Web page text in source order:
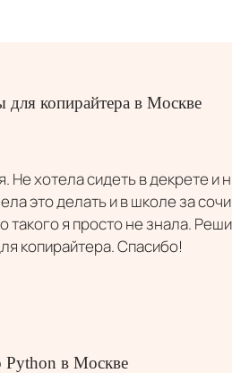
копирайтера в Москве
Не хотела сидеть в декрете
это делать и в школе за
такого я просто не знала.
копирайтера. Спасибо!
Python в Москве